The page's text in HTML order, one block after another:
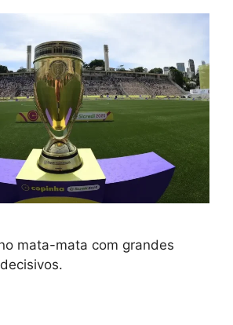
mata-mata com grandes